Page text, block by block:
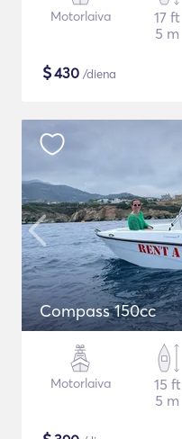
Motorlaiva
17 ft
5 m
$430 /diena
Compass 150cc
Motorlaiva
15 ft
5 m